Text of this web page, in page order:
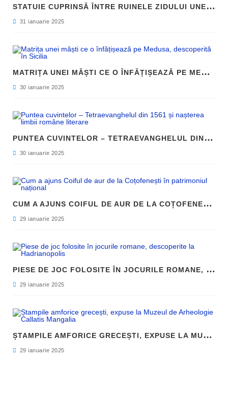
S
TATUIE CUPRINSĂ ÎNTRE RUINELE ZIDULUI UNEI CLĂDIRI, DESCOPERITĂ LA FILIPI
31 ianuarie 2025
M
ATRIȚA UNEI MĂȘTI CE O ÎNFĂȚIȘEAZĂ PE MEDUSA, DESCOPERITĂ ÎN SICILIA
30 ianuarie 2025
P
UNTEA CUVINTELOR – TETRAEVANGHELUL DIN 1561 ȘI NAȘTEREA LIMBII ROMÂNE LITERARE
30 ianuarie 2025
C
UM A AJUNS COIFUL DE AUR DE LA COȚOFENEȘTI ÎN PATRIMONIUL NAȚIONAL
29 ianuarie 2025
P
IESE DE JOC FOLOSITE ÎN JOCURILE ROMANE, DESCOPERITE LA HADRIANOPOLIS
29 ianuarie 2025
Ș
TAMPILE AMFORICE GRECEȘTI, EXPUSE LA MUZEUL DE ARHEOLOGIE CALLATIS MANGALIA
29 ianuarie 2025